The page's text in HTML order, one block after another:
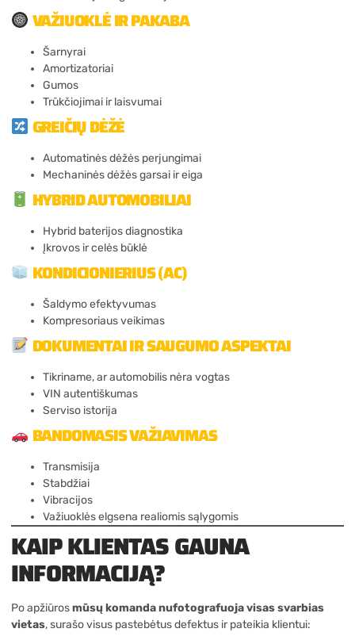
VAŽIUOKLĖ IR PAKABA
Šarnyrai
Amortizatoriai
Gumos
Trūkčiojimai ir laisvumai
GREIČIŲ DĖŽĖ
Automatinės dėžės perjungimai
Mechaninės dėžės garsai ir eiga
HYBRID AUTOMOBILIAI
Hybrid baterijos diagnostika
Įkrovos ir celės būklė
KONDICIONIERIUS (AC)
Šaldymo efektyvumas
Kompresoriaus veikimas
DOKUMENTAI IR SAUGUMO ASPEKTAI
Tikriname, ar automobilis nėra vogtas
VIN autentiškumas
Serviso istorija
BANDOMASIS VAŽIAVIMAS
Transmisija
Stabdžiai
Vibracijos
Važiuoklės elgsena realiomis sąlygomis
KAIP KLIENTAS GAUNA
INFORMACIJĄ?
Po apžiūrosmūsų komanda nufotografuoja visas svarbias
vietas, surašo visus pastebėtus defektus ir pateikia klientui: